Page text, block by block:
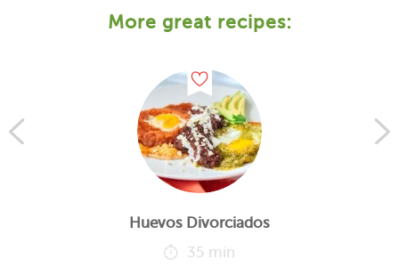
More great recipes:
Huevos Divorciados
35 min